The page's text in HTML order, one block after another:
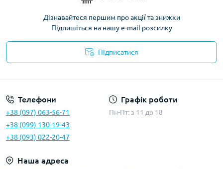
Дізнавайтеся першим про акції та знижки
Підпишіться на нашу e-mail розсилку
Підписатися
Телефони
+38 (097) 063-56-71
+38 (099) 130-19-43
+38 (093) 022-20-47
Графік роботи
Пн-Пт: з 11 до 18
Наша адреса